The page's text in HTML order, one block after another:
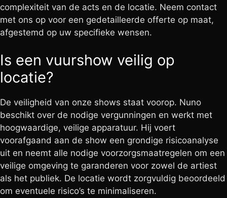
complexiteit van de acts en de locatie. Neem contact
met ons op voor een gedetailleerde offerte op maat,
afgestemd op uw specifieke wensen.
Is een vuurshow veilig op
locatie?
De veiligheid van onze shows staat voorop. Nuno
beschikt over de nodige vergunningen en werkt met
hoogwaardige, veilige apparatuur. Hij voert
voorafgaand aan de show een grondige risicoanalyse
uit en neemt alle nodige voorzorgsmaatregelen om een
veilige omgeving te garanderen voor zowel de artiest
als het publiek. De locatie wordt zorgvuldig beoordeeld
om eventuele risico’s te minimaliseren.